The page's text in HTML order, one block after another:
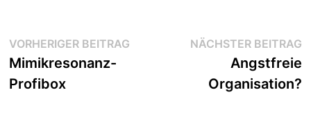
Beitragsnavigation
VORHERIGER BEITRAG Vorheriger
Mimikresonanz-
Profibox
NÄCHSTER BEITRAG
Angstfreie
Organisation?